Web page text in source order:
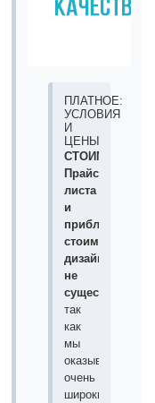
ПЛАТНОЕ:
УСЛОВИЯ
И
ЦЕНЫ
СТОИМОСТЬ
Прайс-
листа
и
стоимости
дизайнов
не
существует
так
как
мы
оказываем
очень
широкий